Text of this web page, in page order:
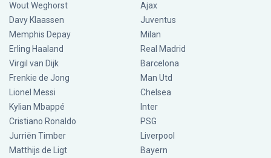
Wout Weghorst
Davy Klaassen
Memphis Depay
Erling Haaland
Virgil van Dijk
Frenkie de Jong
Lionel Messi
Kylian Mbappé
Cristiano Ronaldo
Jurriën Timber
Matthijs de Ligt
Ajax
Juventus
Milan
Real Madrid
Barcelona
Man Utd
Chelsea
Inter
PSG
Liverpool
Bayern